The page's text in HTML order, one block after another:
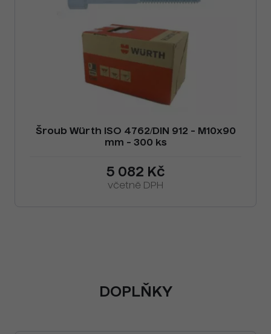
Šroub Würth ISO 4762/DIN 912 - M10x90
mm - 300 ks
5 082 Kč
včetně DPH
DOPLŇKY